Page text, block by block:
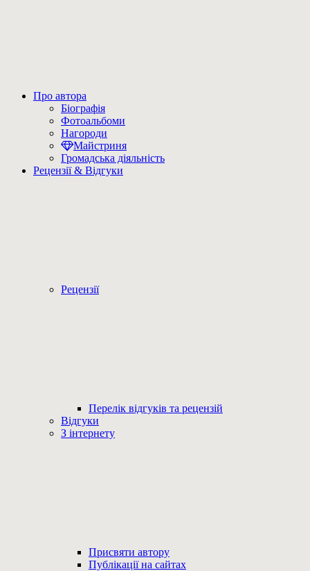
Про автора
Біографія
Фотоальбоми
Нагороди
Майстриня
Громадська діяльність
Рецензії & Відгуки
Рецензії
Перелік відгуків та рецензій
Відгуки
З інтернету
Присвяти автору
Публікації на сайтах